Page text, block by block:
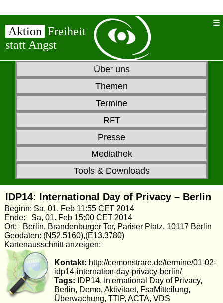
Aktion Freiheit
statt Angst
Über uns
Themen
Termine
RFT
Presse
Mediathek
Tools & Downloads
IDP14: International Day of Privacy – Berlin
Beginn: Sa, 01. Feb 11:55 CET 2014
Ende: Sa, 01. Feb 15:00 CET 2014
Ort: Berlin, Brandenburger Tor, Pariser Platz, 10117 Berlin
Geodaten: (N52.5160),(E13.3780)
Kartenausschnitt anzeigen:
Kontakt: http://demonstrare.de/termine/01-02-
idp14-internation-day-privacy-berlin/
Tags: IDP14, International Day of Privacy,
Berlin, Demo, Aktivitaet, FsaMitteilung,
Überwachung, TTIP, ACTA, VDS